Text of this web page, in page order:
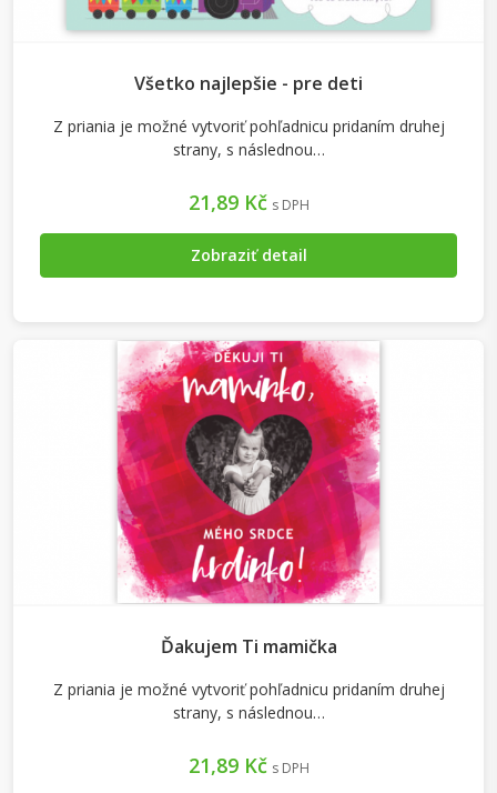
Všetko najlepšie - pre deti
Z priania je možné vytvoriť pohľadnicu pridaním druhej
strany, s následnou…
21,89 Kč s DPH
Zobraziť detail
Ďakujem Ti mamička
Z priania je možné vytvoriť pohľadnicu pridaním druhej
strany, s následnou…
21,89 Kč s DPH